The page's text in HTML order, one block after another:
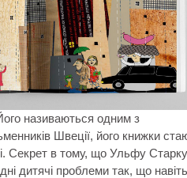
називаються одним з
Швеції, його книжки
Секрет в тому, що Ульфу Старку
дитячі проблеми так, що навіть